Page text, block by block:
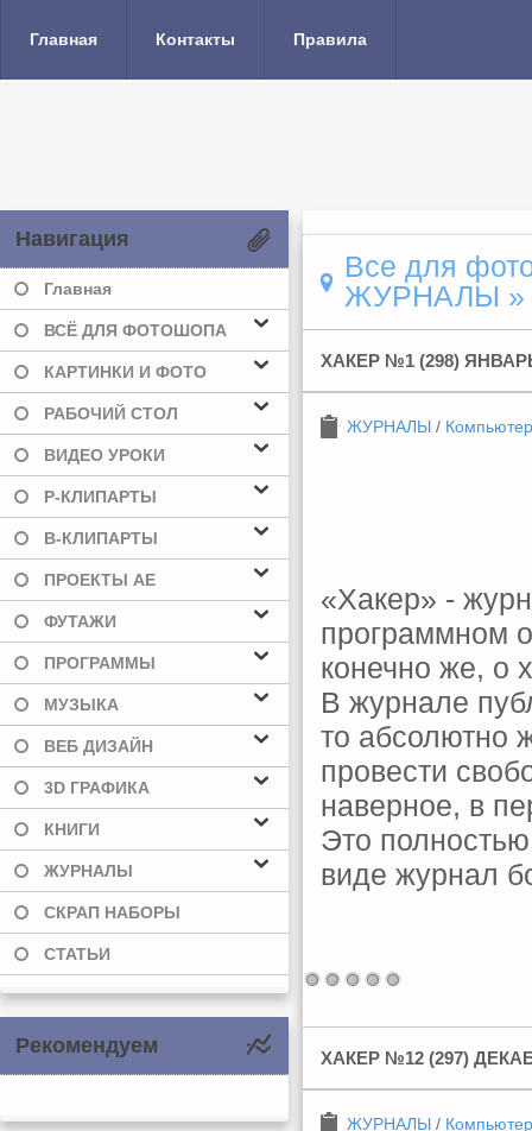
Главная Контакты Правила
Навигация
Главная
ВСЁ ДЛЯ ФОТОШОПА
КАРТИНКИ И ФОТО
РАБОЧИЙ СТОЛ
ВИДЕО УРОКИ
Р-КЛИПАРТЫ
В-КЛИПАРТЫ
ПРОЕКТЫ AE
ФУТАЖИ
ПРОГРАММЫ
МУЗЫКА
ВЕБ ДИЗАЙН
3D ГРАФИКА
КНИГИ
ЖУРНАЛЫ
СКРАП НАБОРЫ
СТАТЬИ
Рекомендуем
Все для
ЖУРНАЛЫ
ХАКЕР №1 (298)
ЖУРНАЛЫ /
«Хакер» -
программном
конечно же, о
В журнале
то абсолютно
провести
наверное, в
Это
виде журнал
ХАКЕР №12 (297)
ЖУРНАЛЫ /